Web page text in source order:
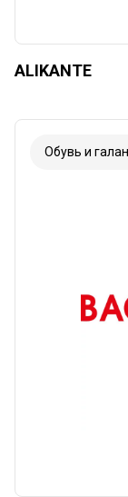
ALIKANTE
Обувь и